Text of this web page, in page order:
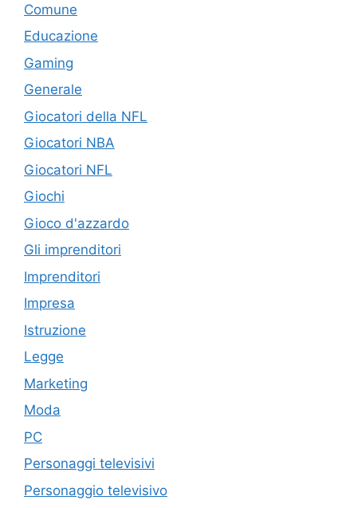
Comune
Educazione
Gaming
Generale
Giocatori della NFL
Giocatori NBA
Giocatori NFL
Giochi
Gioco d'azzardo
Gli imprenditori
Imprenditori
Impresa
Istruzione
Legge
Marketing
Moda
PC
Personaggi televisivi
Personaggio televisivo